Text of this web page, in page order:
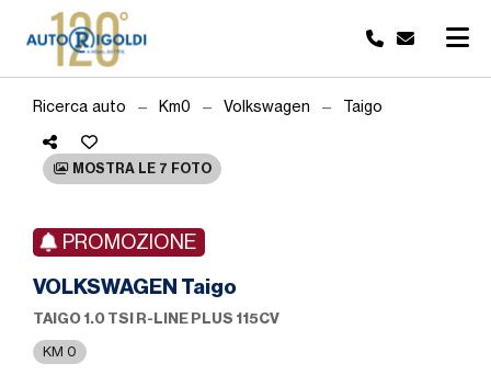
Ricerca auto Km0 Volkswagen Taigo
MOSTRA LE 7 FOTO
PROMOZIONE
VOLKSWAGEN Taigo
TAIGO 1.0 TSI R-LINE PLUS 115CV
KM 0